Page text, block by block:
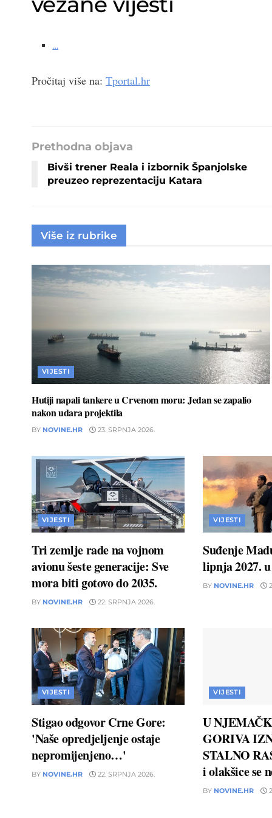
…
Pročitaj više na: Tportal.hr
Prethodna objava
Bivši trener Reala i izbornik Španjolske
preuzeo reprezentaciju Katara
Više iz rubrike
VIJESTI
Hutiji napali tankere u Crvenom moru: Jedan se zapalio
nakon udara projektila
BY NOVINE.HR 23. SRPNJA 2026.
VIJESTI
Tri zemlje rade na vojnom
avionu šeste generacije: Sve
mora biti gotovo do 2035.
BY NOVINE.HR 22. SRPNJA 2026.
VIJESTI
Suđenje
lipnja 2027.
BY NOVINE.HR
VIJESTI
Stigao odgovor Crne Gore:
'Naše opredjeljenje ostaje
nepromijenjeno…'
BY NOVINE.HR 22. SRPNJA 2026.
VIJESTI
U
GORIVA
STALNO
i olakšice se
BY NOVINE.HR